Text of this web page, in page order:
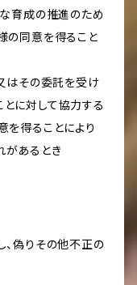
育成の推進のため
の同意を得ること
はその委託を受け
に対して協力する
を得ることにより
があるとき
、偽りその他不正の